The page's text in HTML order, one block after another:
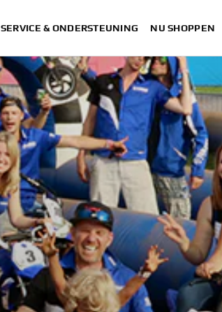
SERVICE & ONDERSTEUNING NU SHOPPEN